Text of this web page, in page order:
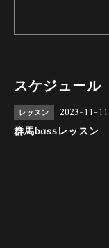
スケジュール
レッスン 2023-11-
群馬bassレッスン